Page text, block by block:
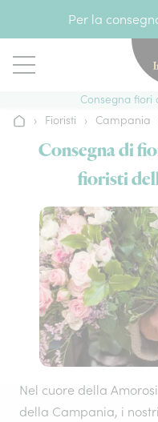
Per la
Consegna fiori
Home› Fioristi › Campania
Consegna di
fioristi
Nel cuore della
della Campania, i